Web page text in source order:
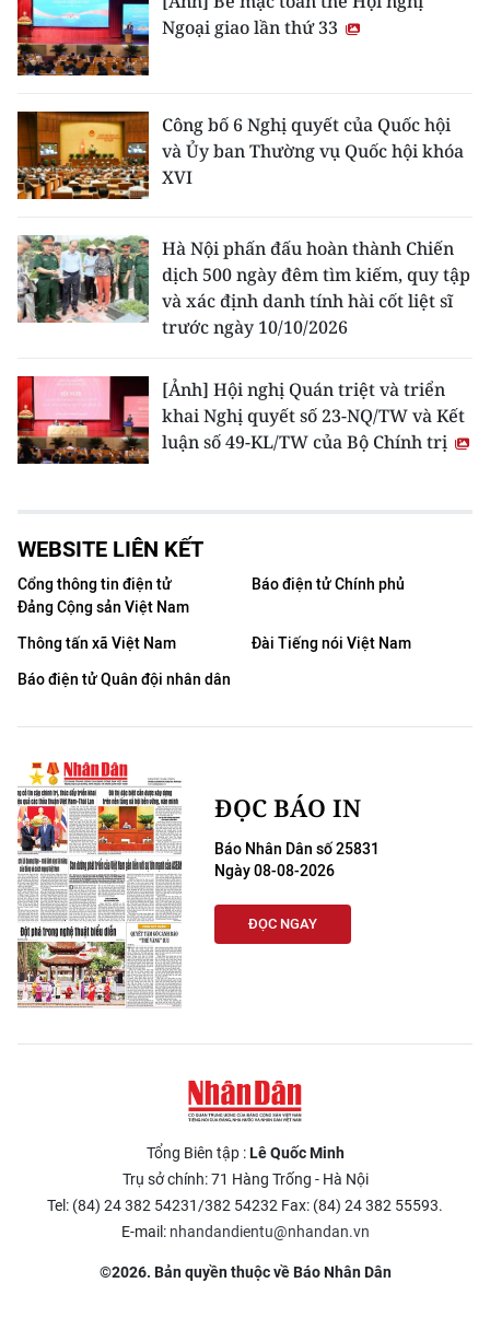
Ngoại giao lần thứ 33
Công bố 6 Nghị quyết của Quốc hội
và Ủy ban Thường vụ Quốc hội khóa
XVI
Hà Nội phấn đấu hoàn thành Chiến
dịch 500 ngày đêm tìm kiếm, quy tập
và xác định danh tính hài cốt liệt sĩ
trước ngày 10/10/2026
[Ảnh] Hội nghị Quán triệt và triển
khai Nghị quyết số 23-NQ/TW và Kết
luận số 49-KL/TW của Bộ Chính trị
WEBSITE LIÊN KẾT
Cổng thông tin điện tử
Đảng Cộng sản Việt Nam
Báo điện tử Chính phủ
Thông tấn xã Việt Nam
Đài Tiếng nói Việt Nam
Báo điện tử Quân đội nhân dân
ĐỌC BÁO IN
Báo Nhân Dân số 25831
Ngày 08-08-2026
ĐỌC NGAY
Tổng Biên tập :Lê Quốc Minh
Trụ sở chính: 71 Hàng Trống - Hà Nội
Tel: (84) 24 382 54231/382 54232 Fax: (84) 24 382 55593.
E-mail: nhandandientu@nhandan.vn
©2026. Bản quyền thuộc về Báo Nhân Dân